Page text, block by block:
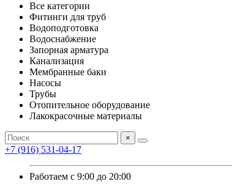
Все категории
Фитинги для труб
Водоподготовка
Водоснабжение
Запорная арматура
Канализация
Мембранные баки
Насосы
Трубы
Отопительное оборудование
Лакокрасочные материалы
×
+7 (916) 531-04-17
Работаем с 9:00 до 20:00